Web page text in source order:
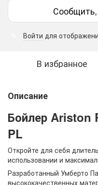
Сообщить,
Войти для
В избранное
Описание
Бойлер Ariston
PL
Откройте для себя
использовании и
Разработанный Умберто
высококачественных